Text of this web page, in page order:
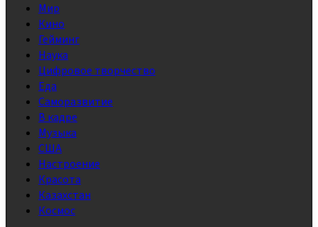
Мир
Кино
Гейминг
Наука
Цифровое творчество
Еда
Саморазвитие
В кадре
Музыка
США
Настроение
Красота
Казахстан
Космос